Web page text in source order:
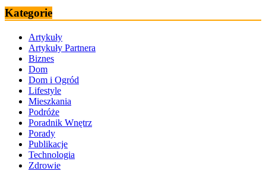
Kategorie
Artykuły
Artykuły Partnera
Biznes
Dom
Dom i Ogród
Lifestyle
Mieszkania
Podróże
Poradnik Wnętrz
Porady
Publikacje
Technologia
Zdrowie